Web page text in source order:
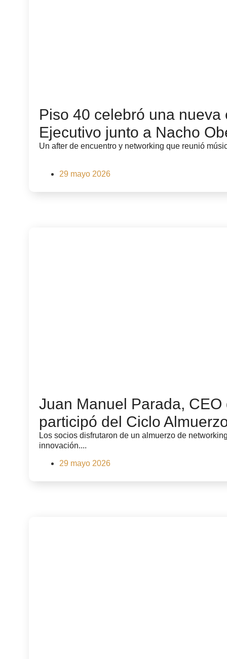
Piso 40 celebró una
Ejecutivo junto a Nacho
Un after de encuentro y networking que reunió
29 mayo 2026
Juan Manuel Parada,
participó del Ciclo
Los socios disfrutaron de un almuerzo de
innovación....
29 mayo 2026